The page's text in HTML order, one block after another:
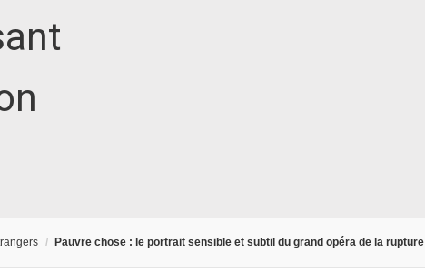
/ Pauvre chose : le portrait sensible et subtil du grand opéra de la rupture